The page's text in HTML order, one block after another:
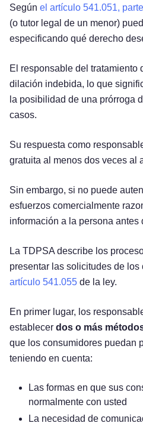
Según el artículo 541.051,
(o tutor legal de un menor)
especificando qué derecho
El responsable del tratamiento
dilación indebida, lo que
la posibilidad de una prórroga
casos.
Su respuesta como
gratuita al menos dos veces al
Sin embargo, si no puede
esfuerzos comercialmente
información a la persona antes
La TDPSA describe los
presentar las solicitudes de los
artículo 541.055 de la ley.
En primer lugar, los
establecer dos o más
que los consumidores puedan
teniendo en cuenta:
Las formas en que sus
normalmente con usted
La necesidad de